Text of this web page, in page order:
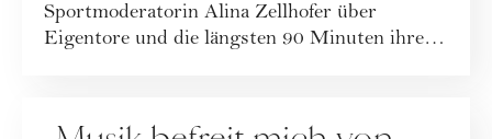
Sportmoderatorin Alina Zellhofer über
Eigentore und die längsten 90 Minuten ihres